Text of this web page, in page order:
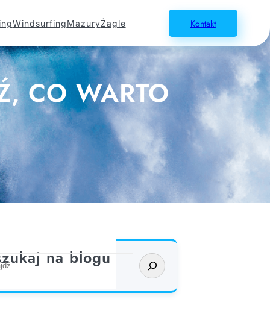
WindsurfingMazuryŻagle Kontakt
CO WARTO
na blogu